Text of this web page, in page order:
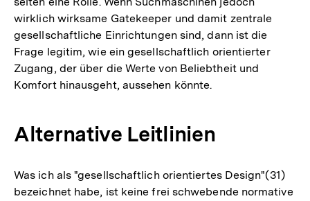
wirklich wirksame Gatekeeper und damit zentrale
gesellschaftliche Einrichtungen sind, dann ist die
Frage legitim, wie ein gesellschaftlich orientierter
Zugang, der über die Werte von Beliebtheit und
Komfort hinausgeht, aussehen könnte.
Alternative Leitlinien
Was ich als "gesellschaftlich orientiertes Design"(31)
bezeichnet habe, ist keine frei schwebende normative